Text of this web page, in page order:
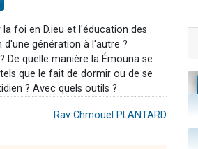
foi en D.ieu et l'éducation des
génération à l'autre ?
De quelle manière la Émouna se
que le fait de dormir ou de se
? Avec quels outils ?
Rav Chmouel PLANTARD